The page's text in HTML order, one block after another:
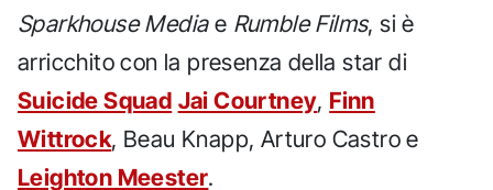
Sparkhouse Mediae Rumble Films, si è
arricchito con la presenza della star di
Suicide Squad Jai Courtney, Finn
Wittrock, Beau Knapp, Arturo Castro e
Leighton Meester.